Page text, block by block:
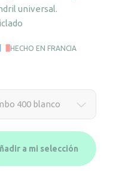
universal.
HECHO EN FRANCIA
400 blanco
a mi selección